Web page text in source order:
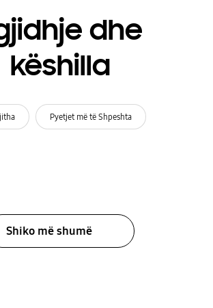
dhe
këshilla
Pyetjet më të Shpeshta
Shiko më shumë